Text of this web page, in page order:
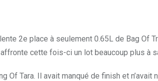
2e place à seulement 0.65L de Bag Of
cette fois-ci un lot beaucoup plus à
Tara. Il avait manqué de finish et